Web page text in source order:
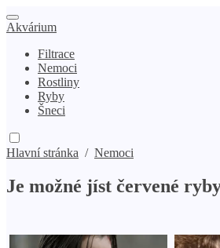
Akvárium
Filtrace
Nemoci
Rostliny
Ryby
Šneci
Hlavní stránka / Nemoci
Je možné jíst červené